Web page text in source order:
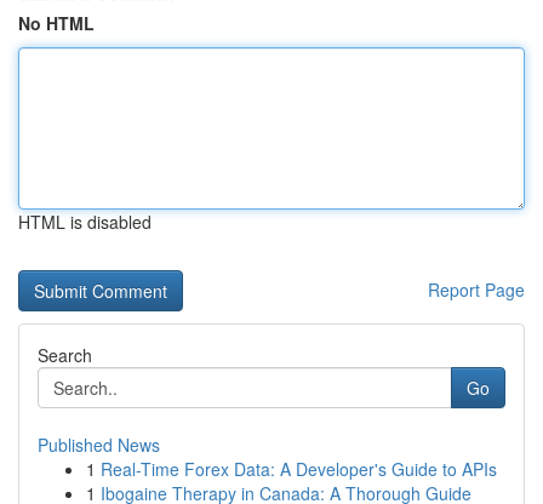
No HTML
HTML is disabled
Report Page
Search
Go
Published News
1 Real-Time Forex Data: A Developer's Guide to APIs
1 Ibogaine Therapy in Canada: A Thorough Guide